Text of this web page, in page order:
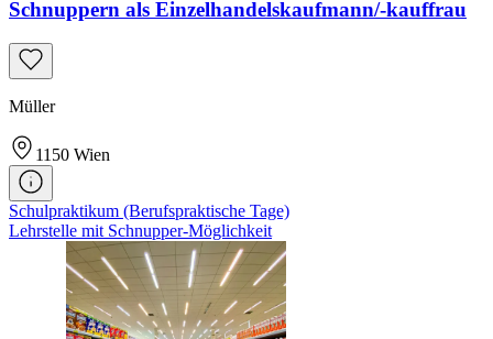
Schnuppern als Einzelhandelskaufmann/-kauffrau
Müller
1150 Wien
Schulpraktikum (Berufspraktische Tage)
Lehrstelle mit Schnupper-Möglichkeit